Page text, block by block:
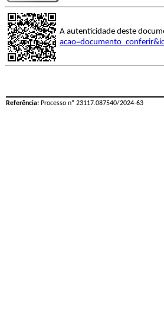
A autenticidade deste
Referência: Processo nº 23117.087540/2024-63